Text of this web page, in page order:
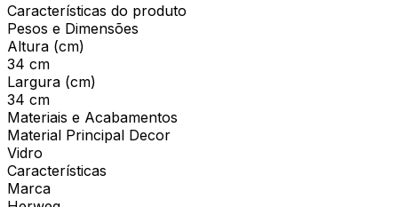
Características do produto
Pesos e Dimensões
Altura (cm)
34 cm
Largura (cm)
34 cm
Materiais e Acabamentos
Material Principal Decor
Vidro
Características
Marca